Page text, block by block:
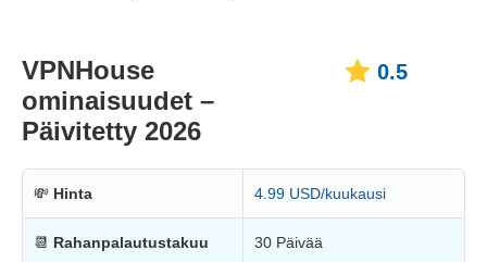
VPNHouse
ominaisuudet –
Päivitetty 2026
0.5
💸 Hinta 4.99 USD/kuukausi
📆 Rahanpalautustakuu 30 Päivää